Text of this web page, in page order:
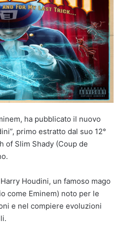
ha pubblicato il nuovo
primo estratto dal suo 12°
of Slim Shady (Coup de
Houdini, un famoso mago
come Eminem) noto per le
e nel compiere evoluzioni